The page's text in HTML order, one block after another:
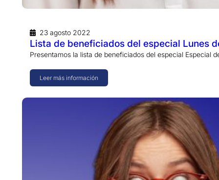
23 agosto 2022
Lista de beneficiados del especial Lunes
Presentamos la lista de beneficiados del especial
Leer más información